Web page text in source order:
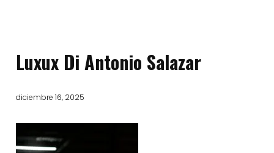
Luxux Di Antonio Salazar
diciembre 16, 2025